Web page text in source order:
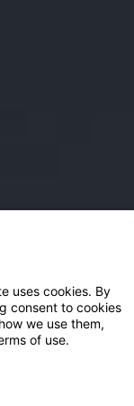
uses cookies. By
consent to cookies
we use them,
of use.